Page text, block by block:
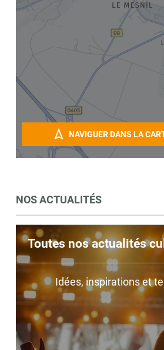
NAVIGUER DANS LA
NOS ACTUALITÉS
Toutes nos actualités
Idées, inspirations et